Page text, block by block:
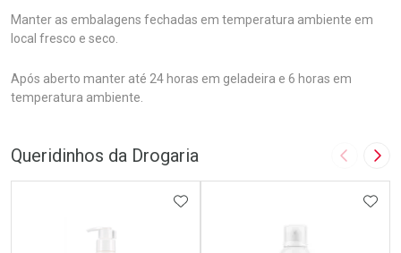
Manter as embalagens fechadas em temperatura ambiente em
local fresco e seco.
Após aberto manter até 24 horas em geladeira e 6 horas em
temperatura ambiente.
Queridinhos da Drogaria Imagem
ADICIONAR AOS FAVORITOS